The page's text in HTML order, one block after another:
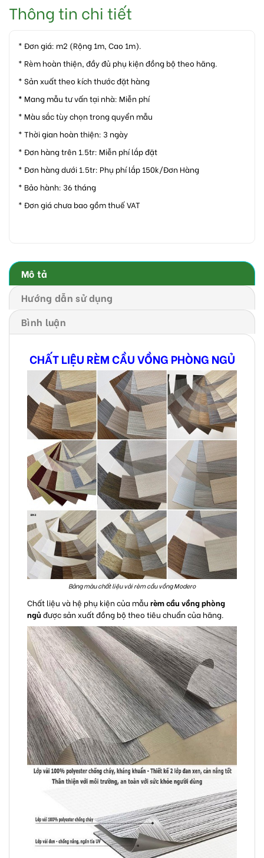
Thông tin chi tiết
* Đơn giá: m2 (Rộng 1m, Cao 1m).
* Rèm hoàn thiện, đầy đủ phụ kiện đồng bộ theo hãng.
* Sản xuất theo kích thước đặt hàng
* Mang mẫu tư vấn tại nhà: Miễn phí
* Màu sắc tùy chọn trong quyển mẫu
* Thời gian hoàn thiện: 3 ngày
* Đơn hàng trên 1.5tr: Miễn phí lắp đặt
* Đơn hàng dưới 1.5tr: Phụ phí lắp 150k/Đơn Hàng
* Bảo hành: 36 tháng
* Đơn giá chưa bao gồm thuế VAT
Mô tả
Hướng dẫn sử dụng
Bình luận
CHẤT LIỆU RÈM CẦU VỒNG PHÒNG NGỦ
Bảng màu chất liệu vải rèm cầu vồng Modero
Chất liệu và hệ phụ kiện của mẫu rèm cầu vồng phòng
ngủ được sản xuất đồng bộ theo tiêu chuẩn của hãng.